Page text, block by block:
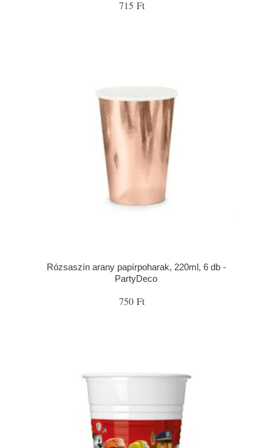
715 Ft
Rózsaszín arany papírpoharak, 220ml, 6 db -
PartyDeco
750 Ft